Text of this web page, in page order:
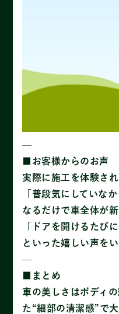
—
■お客様からのお声
実際に施工を体験さ
「普段気にしていな
なるだけで車全体が
「ドアを開けるたび
といった嬉しい声を
—
■まとめ
車の美しさはボディ
た“細部の清潔感”で